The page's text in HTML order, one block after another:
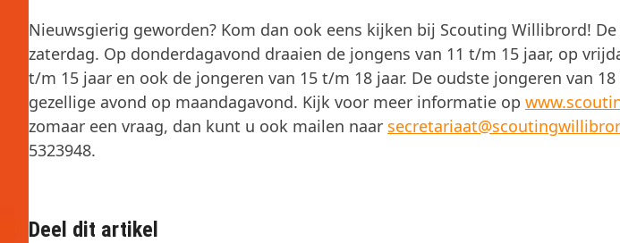
Nieuwsgierig geworden? Kom dan ook eens kijken bij Scouting Willibrord!
zaterdag. Op donderdagavond draaien de jongens van 11 t/m 15 jaar, op
t/m 15 jaar en ook de jongeren van 15 t/m 18 jaar. De oudste jongeren van
gezellige avond op maandagavond. Kijk voor meer informatie op
zomaar een vraag, dan kunt u ook mailen naar
5323948.
Deel dit artikel